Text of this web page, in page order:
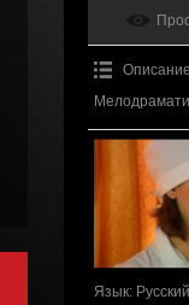
Язык: Русский